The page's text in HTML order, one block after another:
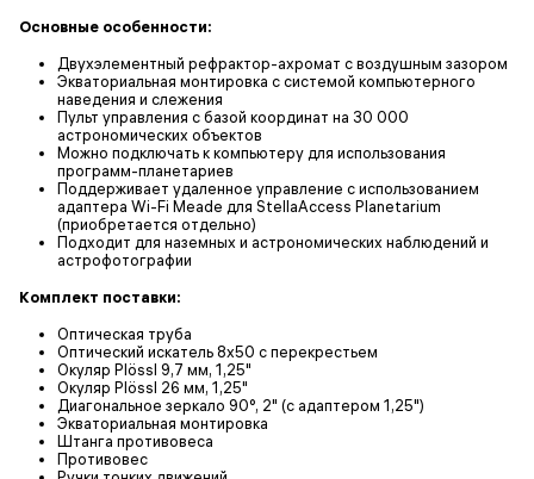
Основные особенности:
Двухэлементный рефрактор-ахромат с воздушным зазором
Экваториальная монтировка с системой компьютерного
наведения и слежения
Пульт управления с базой координат на 30 000
астрономических объектов
Можно подключать к компьютеру для использования
программ-планетариев
Поддерживает удаленное управление с использованием
адаптера Wi-Fi Meade для StellaAccess Planetarium
(приобретается отдельно)
Подходит для наземных и астрономических наблюдений и
астрофотографии
Комплект поставки:
Оптическая труба
Оптический искатель 8х50 с перекрестьем
Окуляр Plössl 9,7 мм, 1,25"
Окуляр Plössl 26 мм, 1,25"
Диагональное зеркало 90°, 2" (с адаптером 1,25")
Экваториальная монтировка
Штанга противовеса
Противовес